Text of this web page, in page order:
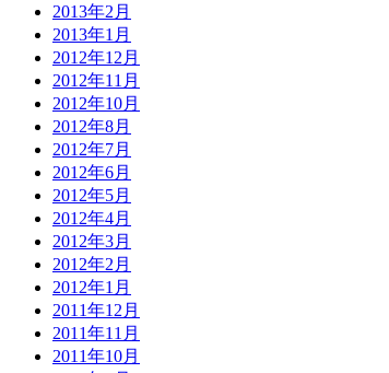
2013年2月
2013年1月
2012年12月
2012年11月
2012年10月
2012年8月
2012年7月
2012年6月
2012年5月
2012年4月
2012年3月
2012年2月
2012年1月
2011年12月
2011年11月
2011年10月